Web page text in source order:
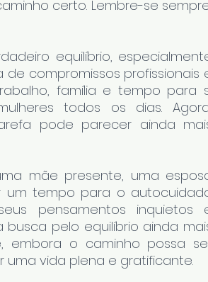
certo. Lembre-se
equilíbrio,
compromissos profissionais
família e tempo para
todos os dias.
pode parecer ainda
mãe presente, uma
um tempo para o
pensamentos inquietos
pelo equilíbrio ainda
embora o caminho possa
uma vida plena e gratificante.